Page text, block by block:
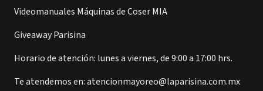
Videomanuales Máquinas de Coser MIA
Giveaway Parisina
Horario de atención: lunes a viernes, de 9:00 a 17:00 hrs.
Te atendemos en: atencionmayoreo@laparisina.com.mx